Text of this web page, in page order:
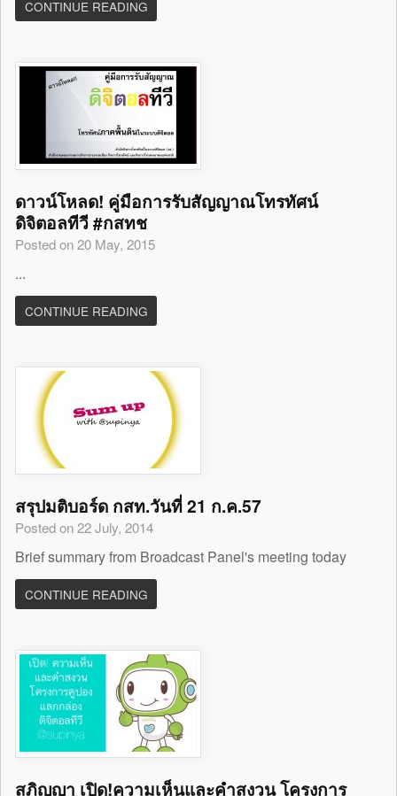
CONTINUE READING
ดาวน์โหลด! คู่มือการรับสัญญาณโทรทัศน์
ดิจิตอลทีวี #กสทช
Posted on 20 May, 2015
...
CONTINUE READING
สรุปมติบอร์ด กสท.วันที่ 21 ก.ค.57
Posted on 22 July, 2014
Brief summary from Broadcast Panel's meeting today
CONTINUE READING
สุภิญญา เปิด!ความเห็นและคำสงวน โครงการ